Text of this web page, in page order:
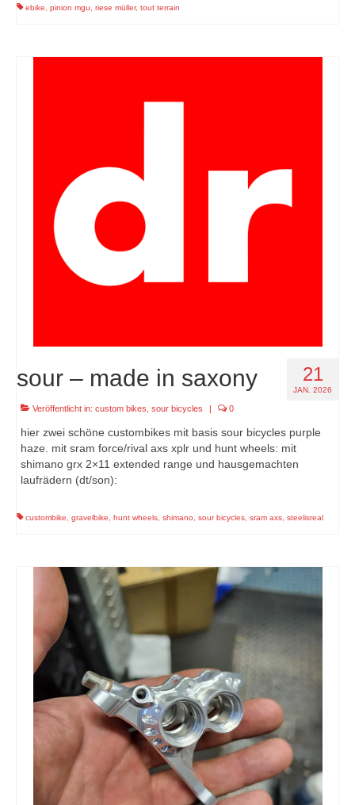
ebike pinion mgu riese müller, tout terrain
21
JAN. 2026
sour – made in saxony
Veröffentlicht in: custom bikes sour bicycles | 0
hier zwei schöne custombikes mit basis sour bicycles purple
haze. mit sram force/rival axs xplr und hunt wheels: mit
shimano grx 2×11 extended range und hausgemachten
laufrädern (dt/son):
custombike gravelbike hunt wheels shimano sour bicycles sram axs steelisreal